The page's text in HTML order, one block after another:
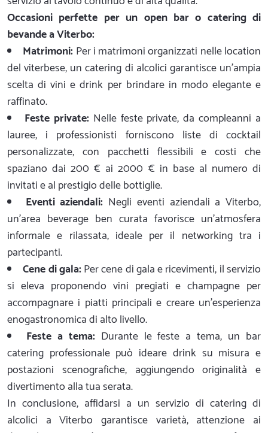
Occasioni perfette per un open bar o catering di
bevande a Viterbo:
Matrimoni: Per i matrimoni organizzati nelle location
del viterbese, un catering di alcolici garantisce un'ampia
scelta di vini e drink per brindare in modo elegante e
raffinato.
Feste private:Nelle feste private, da compleanni a
lauree, i professionisti forniscono liste di cocktail
personalizzate, con pacchetti flessibili e costi che
spaziano dai 200 € ai 2000 € in base al numero di
invitati e al prestigio delle bottiglie.
Eventi aziendali: Negli eventi aziendali a Viterbo,
un'area beverage ben curata favorisce un'atmosfera
informale e rilassata, ideale per il networking tra i
partecipanti.
Cene di gala:Per cene di gala e ricevimenti, il servizio
si eleva proponendo vini pregiati e champagne per
accompagnare i piatti principali e creare un'esperienza
enogastronomica di alto livello.
Feste a tema:Durante le feste a tema, un bar
catering professionale può ideare drink su misura e
postazioni scenografiche, aggiungendo originalità e
divertimento alla tua serata.
In conclusione, affidarsi a un servizio di catering di
alcolici a Viterbo garantisce varietà, attenzione ai